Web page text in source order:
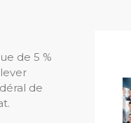
de 5 %
de